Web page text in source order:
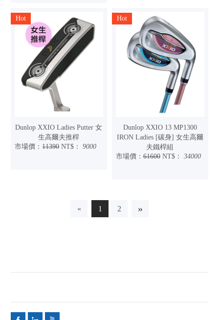
Hot
Dunlop XXIO Ladies Putter 女
生高爾夫推桿
市場價：11390 NT$：9000
Hot
Dunlop XXIO 13 MP1300
IRON Ladies [碳身] 女生高爾
夫鐵桿組
市場價： 61600 NT$： 34000
« 1 2 »